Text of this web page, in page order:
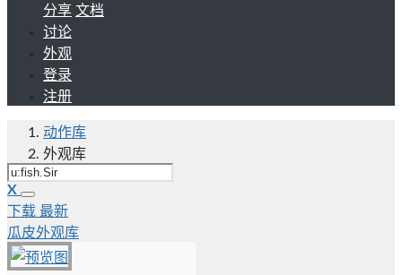
分享 文档
讨论
外观
登录
注册
动作库
外观库
X
下载 最新
瓜皮外观库